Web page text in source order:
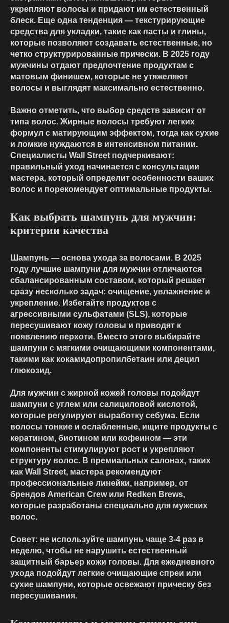
укрепляют волосы и придают им естественный
блеск. Еще одна тенденция — текстурирующие
средства для укладки, такие как пасты и глины,
которые позволяют создавать естественные, но
четко структурированные прически. В 2025 году
мужчины отдают предпочтение продуктам с
матовым финишем, которые не утяжеляют
волосы и выглядят максимально естественно.
Важно отметить, что выбор средств зависит от
типа волос. Жирные волосы требуют легких
формул с матирующим эффектом, тогда как сухие
и ломкие нуждаются в интенсивном питании.
Специалисты Wall Street подчеркивают:
правильный уход начинается с консультации
мастера, который определит особенности ваших
волос и порекомендует оптимальные продукты.
Как выбрать шампунь для мужчин:
критерии качества
Шампунь — основа ухода за волосами. В 2025
году лучшие шампуни для мужчин отличаются
сбалансированным составом, который решает
сразу несколько задач: очищение, увлажнение и
укрепление. Избегайте продуктов с
агрессивными сульфатами (SLS), которые
пересушивают кожу головы и приводят к
появлению перхоти. Вместо этого выбирайте
шампуни с мягкими очищающими компонентами,
такими как кокамидопропилбетаин или децил
глюкозид.
Для мужчин с жирной кожей головы подойдут
шампуни с углем или салициловой кислотой,
которые регулируют выработку себума. Если
волосы тонкие и ослабленные, ищите продукты с
кератином, биотином или кофеином — эти
компоненты стимулируют рост и укрепляют
структуру волос. В премиальных салонах, таких
как Wall Street, мастера рекомендуют
профессиональные линейки, например, от
брендов American Crew или Redken Brews,
которые разработаны специально для мужских
волос.
Совет: не используйте шампунь чаще 3-4 раз в
неделю, чтобы не нарушить естественный
защитный барьер кожи головы. Для ежедневного
ухода подойдут легкие очищающие спреи или
сухие шампуни, которые освежают прическу без
пересушивания.